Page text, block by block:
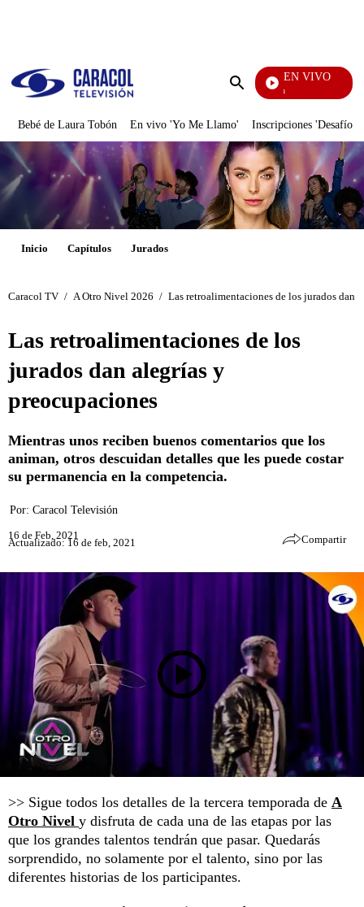
Enviar
EN VIVO
Pura Diversión
Bebé de Laura Tobón En vivo 'Yo Me Llamo' Inscripciones 'Desafío'
Inicio Capítulos Jurados
Caracol TV / A Otro Nivel 2026 / Las retroalimentaciones de los jurados dan
Las retroalimentaciones de los
jurados dan alegrías y
preocupaciones
Mientras unos reciben buenos comentarios que los
animan, otros descuidan detalles que les puede costar
su permanencia en la competencia.
Por: Caracol Televisión
16 de Feb, 2021
Actualizado: 16 de feb, 2021 Compartir
>> Sigue todos los detalles de la tercera temporada de A
Otro Nivel y disfruta de cada una de las etapas por las
que los grandes talentos tendrán que pasar. Quedarás
sorprendido, no solamente por el talento, sino por las
diferentes historias de los participantes.